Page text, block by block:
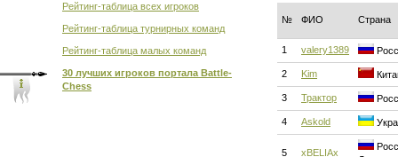
Рейтинг-таблица всех игроков
Рейтинг-таблица турнирных команд
Рейтинг-таблица малых команд
30 лучших игроков портала Battle-
Chess
№ ФИО Страна
1 valery1389
2 Kim
3 Трактор
4 Askold
5 xBELIAx